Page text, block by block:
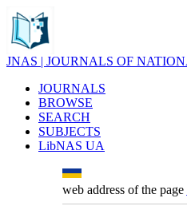
JNAS | JOURNALS OF
JOURNALS
BROWSE
SEARCH
SUBJECTS
LibNAS UA
web address of the page